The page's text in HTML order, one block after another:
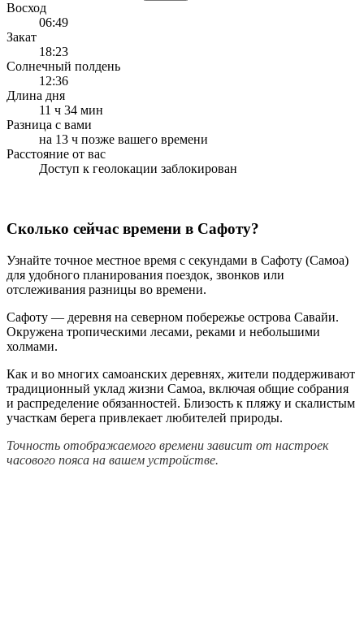
Восход
06:49
Закат
18:23
Солнечный полдень
12:36
Длина дня
11 ч 34 мин
Разница с вами
на 13 ч позже вашего времени
Расстояние от вас
Доступ к геолокации заблокирован
Сколько сейчас времени в Сафоту?
Узнайте точное местное время с секундами в Сафоту (Самоа)
для удобного планирования поездок, звонков или
отслеживания разницы во времени.
Сафоту — деревня на северном побережье острова Савайи.
Окружена тропическими лесами, реками и небольшими
холмами.
Как и во многих самоанских деревнях, жители поддерживают
традиционный уклад жизни Самоа, включая общие собрания
и распределение обязанностей. Близость к пляжу и скалистым
участкам берега привлекает любителей природы.
Точность отображаемого времени зависит от настроек
часового пояса на вашем устройстве.